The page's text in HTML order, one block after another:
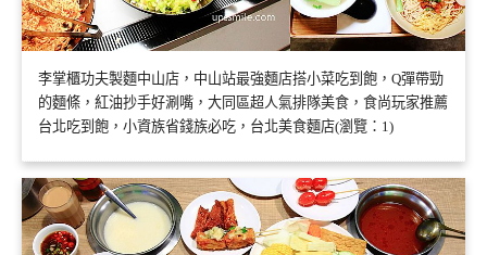
李掌櫃功夫製麵中山店，中山站最強麵店搭小菜吃到飽，Q彈帶勁
的麵條，紅油抄手好涮嘴，大同區超人氣排隊美食，食尚玩家推薦
台北吃到飽，小資族省錢族必吃，台北美食麵店(瀏覽：1)